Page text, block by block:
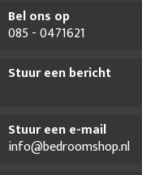
Bel ons op
085 - 0471621
Stuur een bericht
Stuur een e-mail
info@bedroomshop.nl